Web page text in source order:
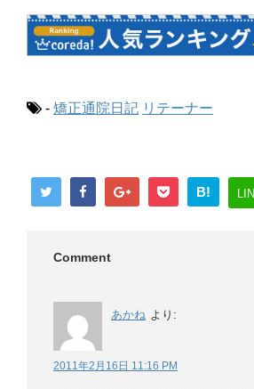
- 矯正通院日記 リテーナー
B!
Comment
あかね より:
2011年2月16日 11:16 PM